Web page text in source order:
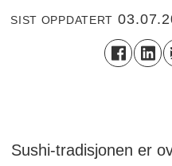
SIST OPPDATERT
Sushi-tradisjonen er